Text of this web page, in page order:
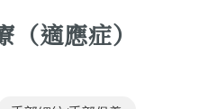
適應症）